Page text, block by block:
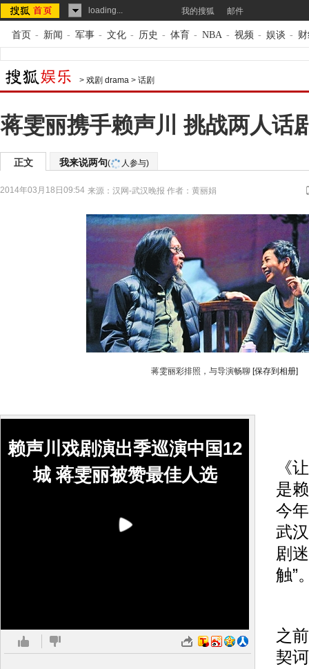
loading... 我的搜狐 邮件
首页 - 新闻 - 军事 - 文化 - 历史 - 体育 - NBA - 视频 - 娱谈 -
> 戏剧 drama > 话剧
蒋雯丽携手赖声川 挑战两人话
正文 我来说两句( 人参与)
2014年03月18日09:54 来源： 汉网-武汉晚报 作者：黄丽娟
蒋雯丽彩排照，与导演畅聊 [保存到相册]
赖声川戏剧演出季巡演中国12
城 蒋雯丽被赞最佳人选
《
是
今
武
剧
触”
之
契